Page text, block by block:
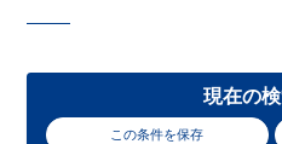
現在の
この条件を保存